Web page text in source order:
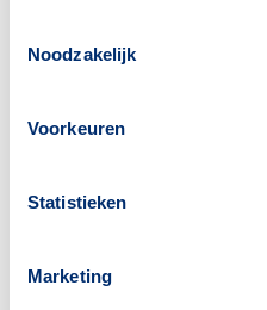
Noodzakelijk
Voorkeuren
Statistieken
Marketing
Deze wijk heeft het
Scholen